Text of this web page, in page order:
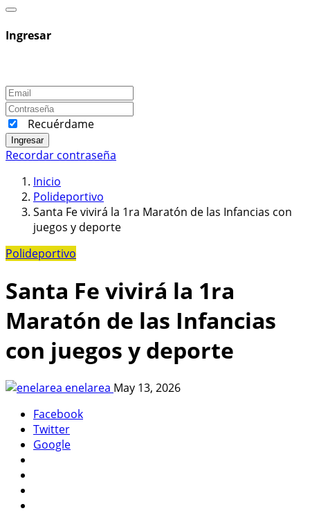
Ingresar
Recuérdame
Ingresar
Recordar contraseña
Inicio
Polideportivo
Santa Fe vivirá la 1ra Maratón de las Infancias con
juegos y deporte
Polideportivo
Santa Fe vivirá la 1ra
Maratón de las Infancias
con juegos y deporte
enelarea May 13, 2026
Facebook
Twitter
Google